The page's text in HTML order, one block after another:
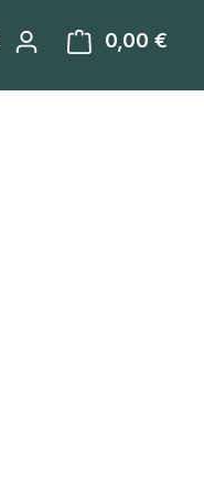
0,00 €